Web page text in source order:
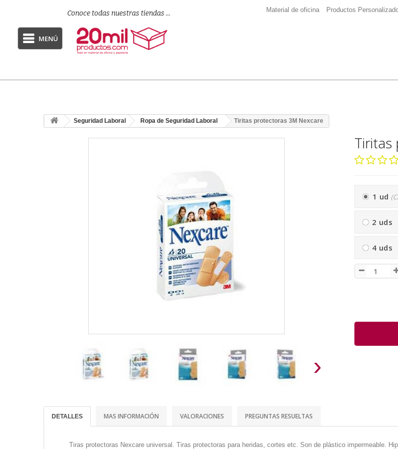
Conoce todas nuestras tiendas ... Material de oficina Productos
MENÚ
Seguridad Laboral Ropa de Seguridad Laboral Tiritas protectoras 3M Nexcare
›
Tiritas
1 ud
2 uds
4 uds
DETALLES MAS INFORMACIÓN VALORACIONES PREGUNTAS RESUELTAS
Tiras protectoras Nexcare universal. Tiras protectoras para heridas, cortes etc. Son de plástico impermeable.